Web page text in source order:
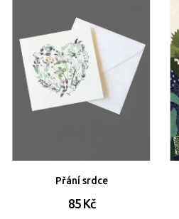
Přání srdce
85 Kč